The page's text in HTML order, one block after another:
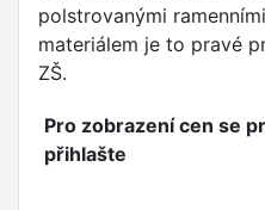
polstrovanými
materiálem je to pravé
ZŠ.
Pro zobrazení cen se
přihlašte